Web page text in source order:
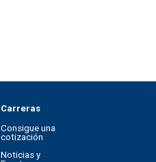
Carreras
Consigue una
cotización
Noticias y